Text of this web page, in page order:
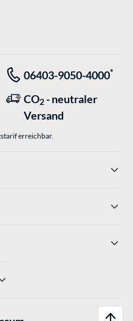
06403-9050-4000*
CO2 - neutraler
Versand
erreichbar.